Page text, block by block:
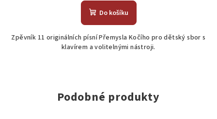
Do košíku
Zpěvník 11 originálních písní Přemysla Kočího pro dětský sbor s
klavírem a volitelnými nástroji.
Podobné produkty